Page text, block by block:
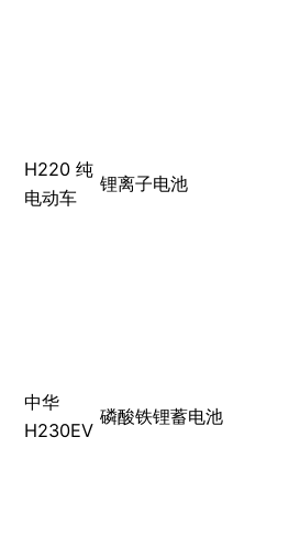
H220 纯
电动车
锂离子电池
中华
H230EV
磷酸铁锂蓄电池